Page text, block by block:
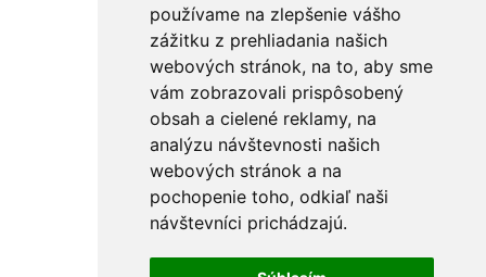
používame na zlepšenie vášho
zážitku z prehliadania našich
webových stránok, na to, aby sme
vám zobrazovali prispôsobený
obsah a cielené reklamy, na
analýzu návštevnosti našich
webových stránok a na
pochopenie toho, odkiaľ naši
návštevníci prichádzajú.